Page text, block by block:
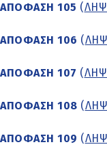
ΑΠΟΦΑΣΗ 105 (
ΑΠΟΦΑΣΗ 106 (
ΑΠΟΦΑΣΗ 107 (
ΑΠΟΦΑΣΗ 108 (
ΑΠΟΦΑΣΗ 109 (